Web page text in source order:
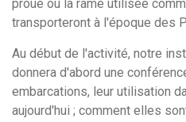
proue ou la rame utilisée
transporteront à l'époque des
Au début de l'activité, notre
donnera d'abord une
embarcations, leur utilisation
aujourd'hui ; comment elles